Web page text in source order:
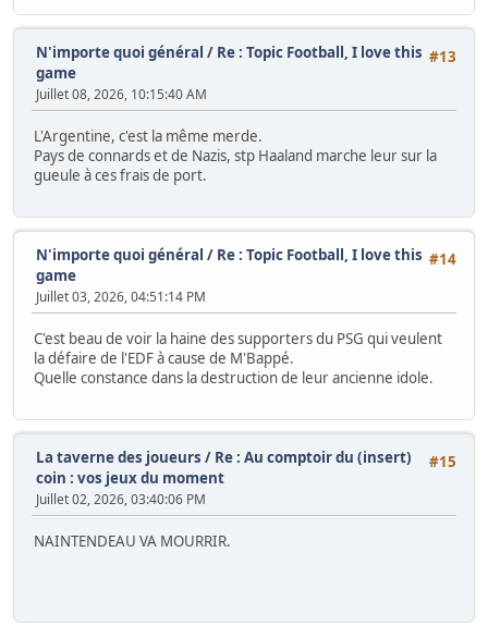
#13
N'importe quoi général / Re : Topic Football, I love this
game
Juillet 08, 2026, 10:15:40 AM
L'Argentine, c'est la même merde.
Pays de connards et de Nazis, stp Haaland marche leur sur la
gueule à ces frais de port.
#14
N'importe quoi général / Re : Topic Football, I love this
game
Juillet 03, 2026, 04:51:14 PM
C'est beau de voir la haine des supporters du PSG qui veulent
la défaire de l'EDF à cause de M'Bappé.
Quelle constance dans la destruction de leur ancienne idole.
#15
La taverne des joueurs / Re : Au comptoir du (insert)
coin : vos jeux du moment
Juillet 02, 2026, 03:40:06 PM
NAINTENDEAU VA MOURRIR.